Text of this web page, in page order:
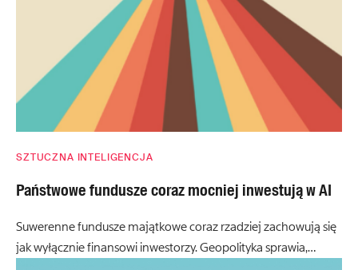
SZTUCZNA INTELIGENCJA
Państwowe fundusze coraz mocniej inwestują w AI
Suwerenne fundusze majątkowe coraz rzadziej zachowują się
jak wyłącznie finansowi inwestorzy. Geopolityka sprawia,…